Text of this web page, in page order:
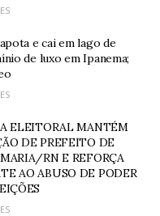
e cai em lago de
de luxo em Ipanema;
ELEITORAL MANTÉM
DE PREFEITO DE
RN E REFORÇA
AO ABUSO DE PODER